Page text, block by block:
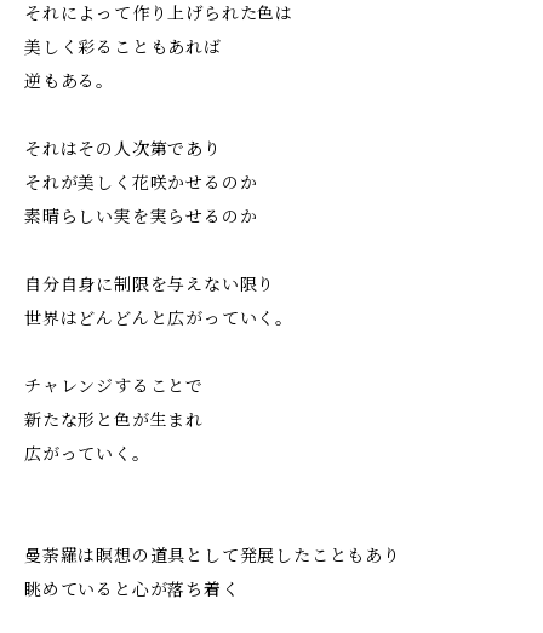
それによって作り上げられた色は
美しく彩ることもあれば
逆もある。
それはその人次第であり
それが美しく花咲かせるのか
素晴らしい実を実らせるのか
自分自身に制限を与えない限り
世界はどんどんと広がっていく。
チャレンジすることで
新たな形と色が生まれ
広がっていく。
曼荼羅は瞑想の道具として発展したこともあり
眺めていると心が落ち着く